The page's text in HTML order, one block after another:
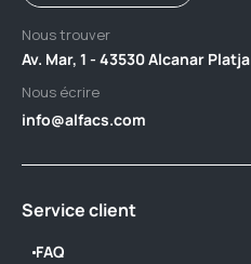
Nous trouver
Av. Mar, 1 - 43530 Alcanar Platja
Nous écrire
info@alfacs.com
Service client
FAQ